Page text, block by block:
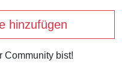
hinzufügen
Community bist!